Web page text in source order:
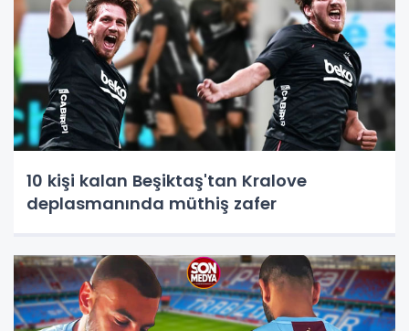
10 kişi kalan Beşiktaş'tan Kralove
deplasmanında müthiş zafer